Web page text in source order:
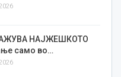
НАЈЖЕШКОТО
само во…